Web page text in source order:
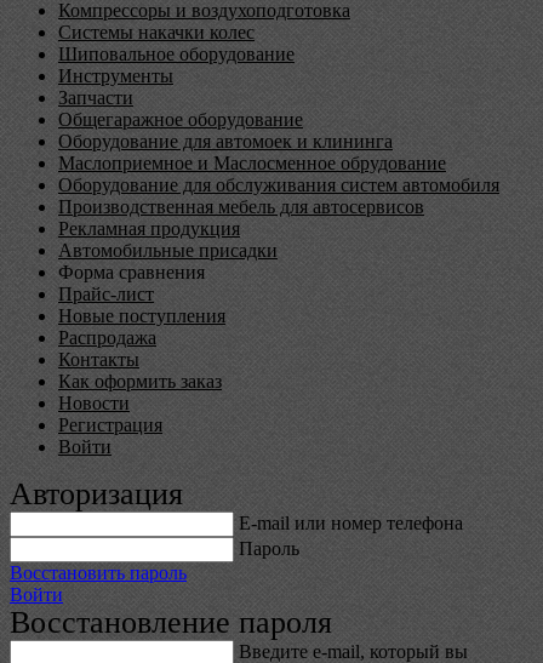
Компрессоры и воздухоподготовка
Системы накачки колес
Шиповальное оборудование
Инструменты
Запчасти
Общегаражное оборудование
Оборудование для автомоек и клининга
Маслоприемное и Маслосменное обрудование
Оборудование для обслуживания систем автомобиля
Производственная мебель для автосервисов
Рекламная продукция
Автомобильные присадки
Форма сравнения
Прайс-лист
Новые поступления
Распродажа
Контакты
Как оформить заказ
Новости
Регистрация
Войти
Авторизация
E-mail или номер телефона
Пароль
Восстановить пароль
Войти
Восстановление пароля
Введите е-mail, который вы